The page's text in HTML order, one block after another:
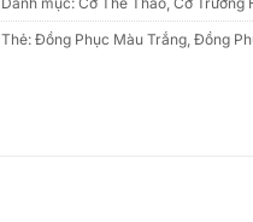
Thẻ: Đồng Phục Màu Trắng Đồng